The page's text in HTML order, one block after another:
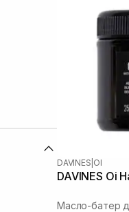
DAVINES OI
DAVINES Oi
Масло-батер